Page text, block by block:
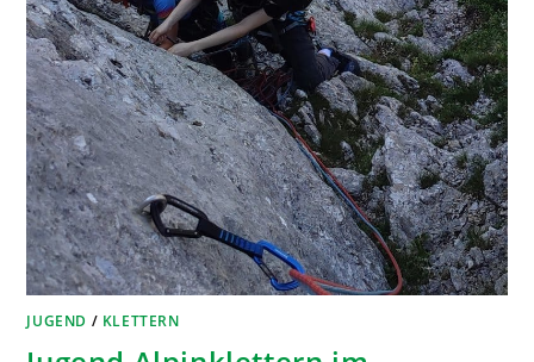
JUGEND / KLETTERN